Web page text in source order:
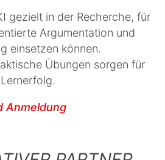
gezielt in der Recherche, für
Argumentation und
einsetzen können.
Übungen sorgen für
Anmeldung